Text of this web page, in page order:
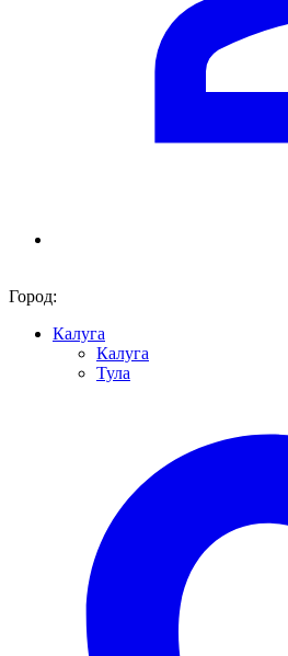
Город:
Калуга
Калуга
Тула